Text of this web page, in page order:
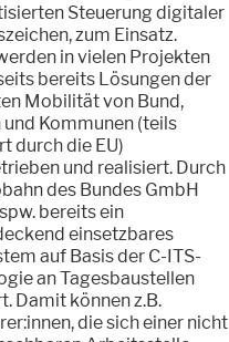
Steuerung digitaler
zum Einsatz.
in vielen Projekten
bereits Lösungen der
Mobilität von Bund,
und Kommunen (teils
durch die EU)
und realisiert. Durch
des Bundes GmbH
bereits ein
einsetzbares
auf Basis der C-ITS-
an Tagesbaustellen
Damit können z.B.
die sich einer nicht